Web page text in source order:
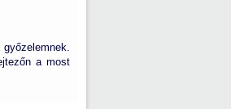
a most